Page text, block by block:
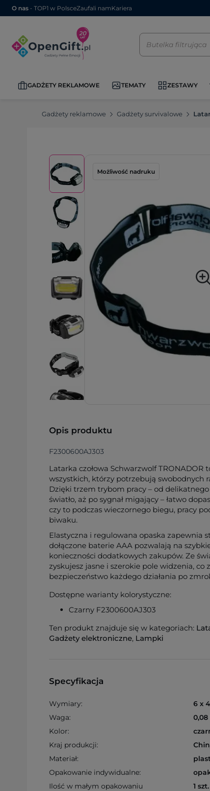
O nas - TOP1 w PolsceZaufali namKariera
GADŻETY REKLAMOWE TEMATY ZESTAWY
Gadżety reklamowe Gadżety survivalowe
Możliwość nadruku
Opis produktu
F2300600AJ303
Latarka czołowa Schwarzwolf TRONADOR
wszystkich, którzy potrzebują swobodnych
Dzięki trzem trybom pracy – od
światło, aż po sygnał migający – łatwo
czy to podczas wieczornego biegu, pracy
biwaku.
Elastyczna i regulowana opaska zapewnia
dołączone baterie AAA pozwalają na
konieczności dodatkowych zakupów. Ze
zyskujesz jasne i szerokie pole widzenia, co
bezpieczeństwo każdego działania po
Dostępne warianty kolorystyczne:
Czarny F2300600AJ303
Ten produkt znajduje się w kategoriach:
Gadżety elektroniczne, Lampki
Specyfikacja
Wymiary:
6 x
Waga:
0,08
Kolor:
Kraj produkcji:
Materiał:
Opakowanie indywidualne:
Ilość w małym opakowaniu
1 szt.